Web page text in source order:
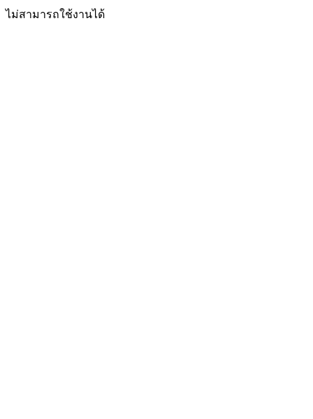
ไม่สามารถใช้งานได้